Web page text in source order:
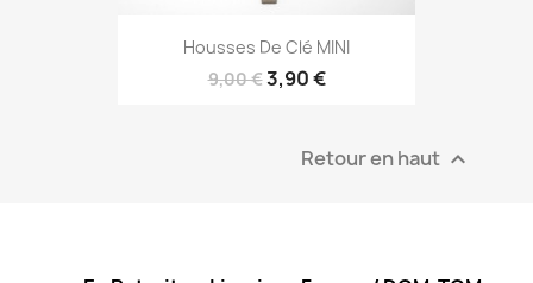
Housses De Clé MINI
9,00 €3,90 €
Retour en haut 